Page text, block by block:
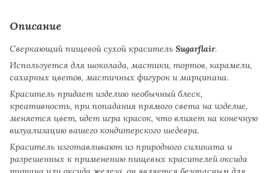
Описание
Сверкающий пищевой сухой краситель Sugarflair.
Используется для шоколада, мастики, тортов, карамели,
сахарных цветов, мастичных фигурок и марципана.
Краситель придает изделию необычный блеск,
креативность, при попадания прямого света на изделие,
меняется цвет, идет игра красок, что влияет на конечную
визуализацию вашего кондитерского шедевра.
Краситель изготавливают из природного силиката и
разрешенных к применению пищевых красителей оксида